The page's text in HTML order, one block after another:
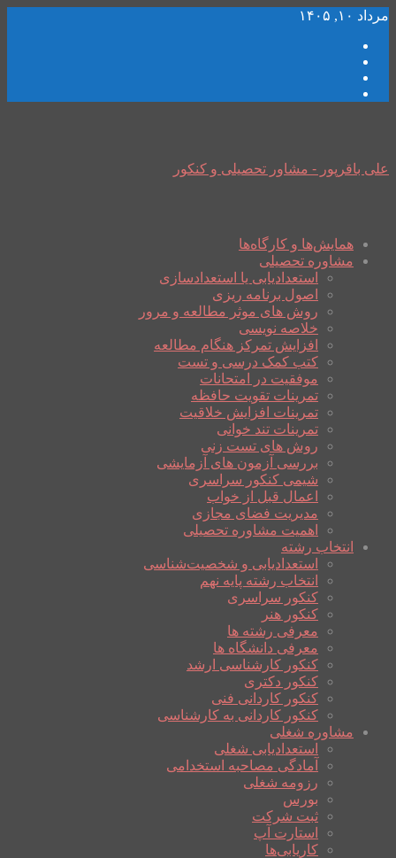
مرداد ۱۰, ۱۴۰۵
علی باقرپور - مشاور تحصیلی و کنکور
همایش‌ها و کارگاه‌ها
مشاوره تحصیلی
استعدادیابی یا استعدادسازی
اصول برنامه ریزی
روش های موثر مطالعه و مرور
خلاصه نویسی
افزایش تمرکز هنگام مطالعه
کتب کمک درسی و تست
موفقیت در امتحانات
تمرینات تقویت حافظه
تمرینات افزایش خلاقیت
تمرینات تند خوانی
روش های تست زنی
بررسی آزمون های آزمایشی
شیمی کنکور سراسری
اعمال قبل از خواب
مدیریت فضای مجازی
اهمیت مشاوره تحصیلی
انتخاب رشته
استعدادیابی و شخصیت‌شناسی
انتخاب رشته پایه نهم
کنکور سراسری
کنکور هنر
معرفی رشته ها
معرفی دانشگاه ها
کنکور کارشناسی ارشد
کنکور دکتری
کنکور کاردانی فنی
کنکور کاردانی به کارشناسی
مشاوره شغلی
استعدادیابی شغلی
آمادگی مصاحبه استخدامی
رزومه شغلی
بورس
ثبت شرکت
استارت آپ
کاریابی‌ها